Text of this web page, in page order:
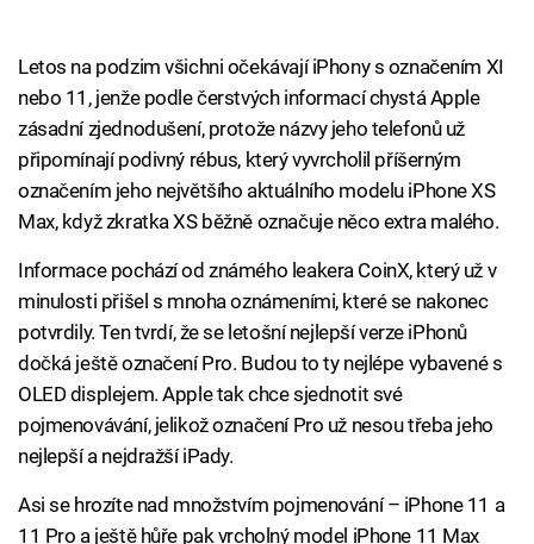
Letos na podzim všichni očekávají iPhony s označením XI
nebo 11, jenže podle čerstvých informací chystá Apple
zásadní zjednodušení, protože názvy jeho telefonů už
připomínají podivný rébus, který vyvrcholil příšerným
označením jeho největšího aktuálního modelu iPhone XS
Max, když zkratka XS běžně označuje něco extra malého.
Informace pochází od známého leakera CoinX, který už v
minulosti přišel s mnoha oznámeními, které se nakonec
potvrdily. Ten tvrdí, že se letošní nejlepší verze iPhonů
dočká ještě označení Pro. Budou to ty nejlépe vybavené s
OLED displejem. Apple tak chce sjednotit své
pojmenovávání, jelikož označení Pro už nesou třeba jeho
nejlepší a nejdražší iPady.
Asi se hrozíte nad množstvím pojmenování – iPhone 11 a
11 Pro a ještě hůře pak vrcholný model iPhone 11 Max